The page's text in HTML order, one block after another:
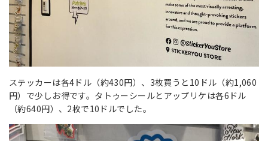
ステッカーは各4ドル（約430円）、3枚買うと10ドル（約1,060
円）で少しお得です。タトゥーシールとアップリケは各6ドル
（約640円）、2枚で10ドルでした。